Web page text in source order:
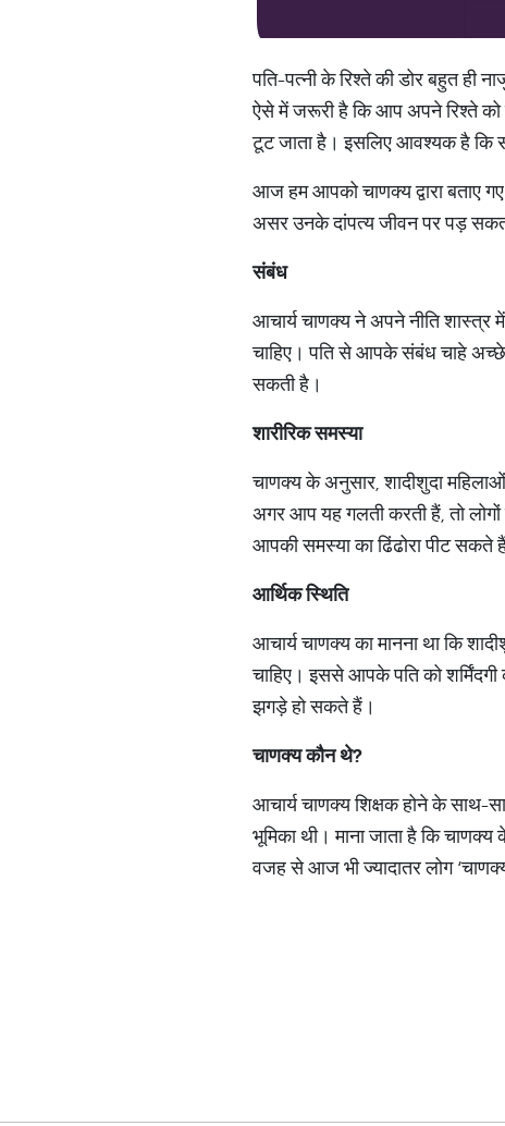
पति-पत्नी के रिश्ते की डोर बहुत ही
ऐसे में जरूरी है कि आप अपने रिश्ते को
टूट जाता है। इसलिए आवश्यक है कि
आज हम आपको चाणक्य द्वारा बताए
असर उनके दांपत्य जीवन पर पड़
संबंध
आचार्य चाणक्य ने अपने नीति शास्त्र
चाहिए। पति से आपके संबंध चाहे अच्छे
सकती है।
शारीरिकसमस्या
चाणक्य के अनुसार, शादीशुदा महिलाओं
अगर आप यह गलती करती हैं, तो
आपकी समस्या का ढिंढोरा पीट सकते
आर्थिकस्थिति
आचार्य चाणक्य का मानना था कि
चाहिए। इससे आपके पति को
झगड़े हो सकते हैं।
चाणक्यकौनथे?
आचार्य चाणक्य शिक्षक होने के साथ-
भूमिका थी। माना जाता है कि
वजह से आज भी ज्यादातर लोग